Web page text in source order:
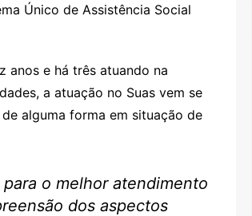
Único de Assistência Social
anos e há três atuando na
a atuação no Suas vem se
alguma forma em situação de
o melhor atendimento
dos aspectos